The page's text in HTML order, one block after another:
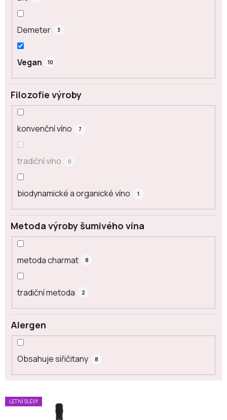
Demeter 3
Vegan 10
Filozofie výroby
konvenční víno 7
tradiční víno 0
biodynamické a organické víno 1
Metoda výroby šumivého vína
metoda charmat 8
tradiční metoda 2
Alergen
Obsahuje siřičitany 8
V
ý
LETNÍ SLEVY